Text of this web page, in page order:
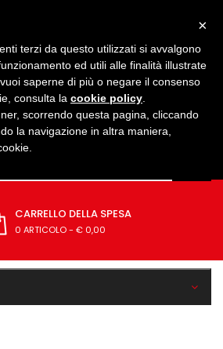
CARRELLO DELLA SPESA
0 ARTICOLO- € 0,00
×
terzi da questo utilizzati si avvalgono
ed utili alle finalità illustrate
saperne di più o negare il consenso
consulta la cookie policy
scorrendo questa pagina, cliccando
la navigazione in altra maniera,